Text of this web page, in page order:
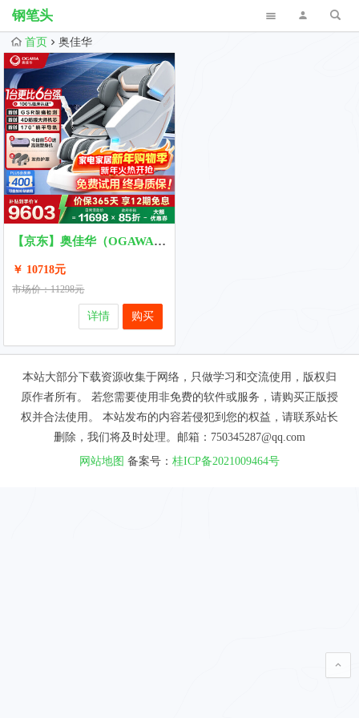
钢笔头
首页 奥佳华
【京东】奥佳华（OGAWA）家电政府补贴按摩椅2025十大品牌
￥ 10718元
市场价：11298元
购买
详情
本站大部分下载资源收集于网络，只做学习和交流使用，版权归
原作者所有。 若您需要使用非免费的软件或服务，请购买正版授
权并合法使用。 本站发布的内容若侵犯到您的权益，请联系站长
删除，我们将及时处理。邮箱：750345287@qq.com
网站地图 备案号： 桂ICP备2021009464号